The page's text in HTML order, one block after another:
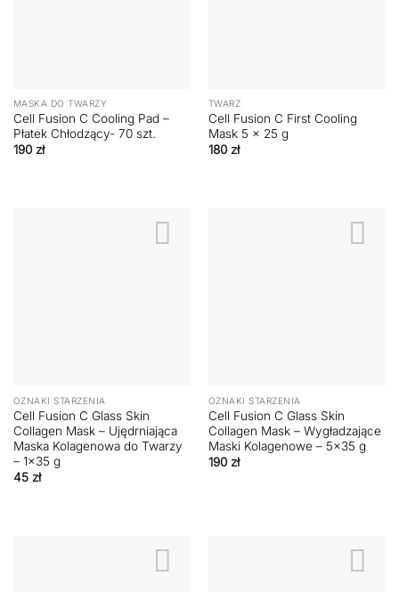
MASKA DO TWARZY
Cell Fusion C Cooling Pad –
Płatek Chłodzący- 70 szt.
190 zł
TWARZ
Cell Fusion C First Cooling
Mask 5 x 25 g
180 zł
OZNAKI STARZENIA
Cell Fusion C Glass Skin
Collagen Mask – Ujędrniająca
Maska Kolagenowa do Twarzy
– 1×35 g
45 zł
OZNAKI STARZENIA
Cell Fusion C Glass Skin
Collagen Mask – Wygładzające
Maski Kolagenowe – 5×35 g
190 zł